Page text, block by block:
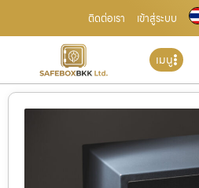
ติดต่อเรา เข้าสู่ระบบ
เมนู